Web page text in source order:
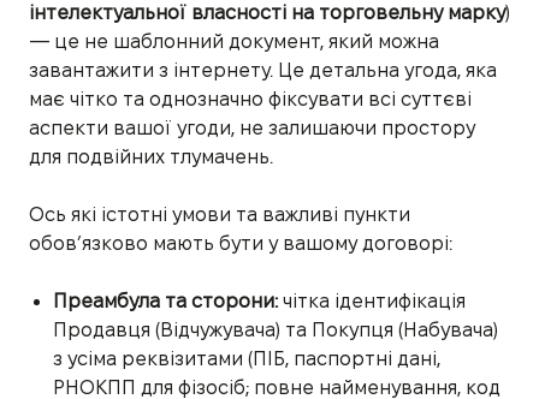
інтелектуальної власності на торговельну марку)
— це не шаблонний документ, який можна
завантажити з інтернету. Це детальна угода, яка
має чітко та однозначно фіксувати всі суттєві
аспекти вашої угоди, не залишаючи простору
для подвійних тлумачень.
Ось які істотні умови та важливі пункти
обов’язково мають бути у вашому договорі:
Преамбула та сторони:чітка ідентифікація
Продавця (Відчужувача) та Покупця (Набувача)
з усіма реквізитами (ПІБ, паспортні дані,
РНОКПП для фізосіб; повне найменування, код